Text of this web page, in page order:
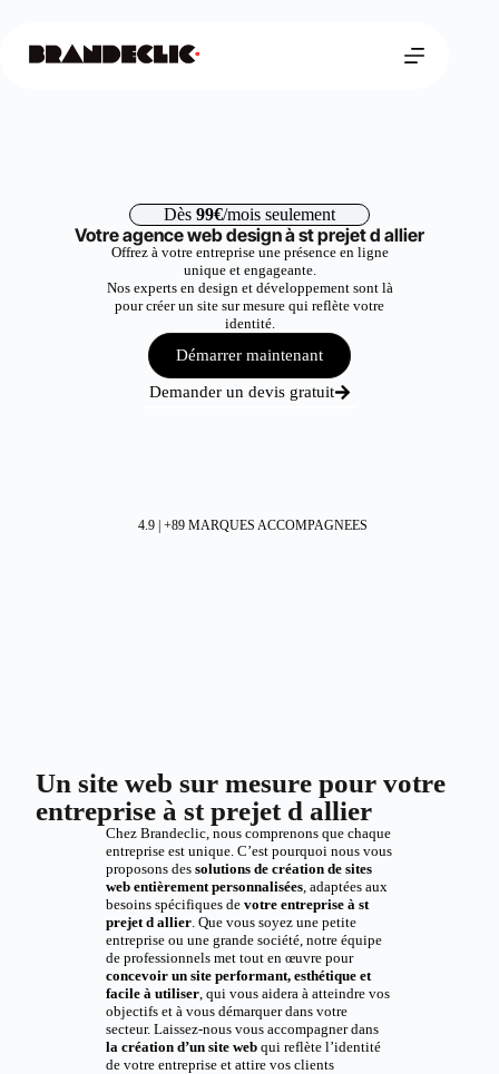
Dès 99€/mois seulement
Votre agence web design à st prejet d allier
Offrez à votre entreprise une présence en ligne
unique et engageante.
Nos experts en design et développement sont là
pour créer un site sur mesure qui reflète votre
identité.
Démarrer maintenant
Demander un devis gratuit
4.9 | +89 MARQUES ACCOMPAGNEES
Un site web sur mesure pour votre
entreprise à st prejet d allier
Chez Brandeclic, nous comprenons que chaque
entreprise est unique. C’est pourquoi nous vous
proposons des solutions de création de sites
web entièrement personnalisées, adaptées aux
besoins spécifiques de votre entreprise à st
prejet d allier. Que vous soyez une petite
entreprise ou une grande société, notre équipe
de professionnels met tout en œuvre pour
concevoir un site performant, esthétique et
facile à utiliser, qui vous aidera à atteindre vos
objectifs et à vous démarquer dans votre
secteur. Laissez-nous vous accompagner dans
la création d’un site webqui reflète l’identité
de votre entreprise et attire vos clients